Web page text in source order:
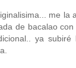
me la
de bacalao
ya subiré